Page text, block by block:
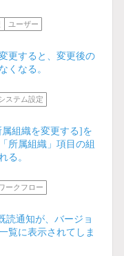
ユーザー
更すると、変更後の
くなる。
ステム設定
属組織を変更する]を
所属組織」項目の組
る。
ークフロー
読通知が、バージョ
覧に表示されてしま